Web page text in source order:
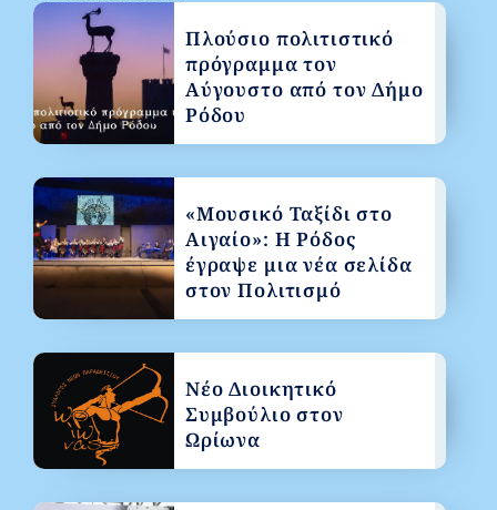
Πλούσιο πολιτιστικό
πρόγραμμα τον
Αύγουστο από τον Δήμο
Ρόδου
«Μουσικό Ταξίδι στο
Αιγαίο»: Η Ρόδος
έγραψε μια νέα σελίδα
στον Πολιτισμό
Νέο Διοικητικό
Συμβούλιο στον
Ωρίωνα